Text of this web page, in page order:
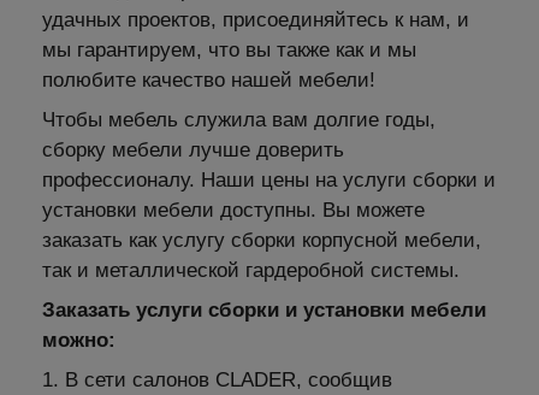
удачных проектов, присоединяйтесь к нам, и
мы гарантируем, что вы также как и мы
полюбите качество нашей мебели!
Чтобы мебель служила вам долгие годы,
сборку мебели лучше доверить
профессионалу. Наши цены на услуги сборки и
установки мебели доступны. Вы можете
заказать как услугу сборки корпусной мебели,
так и металлической гардеробной системы.
Заказать услуги сборки и установки мебели
можно:
1. В сети салонов CLADER, сообщив